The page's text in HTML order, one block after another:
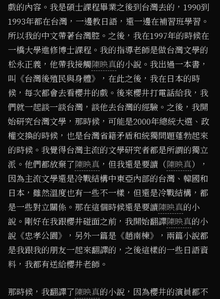
戲的內容。我是碩士課程畢業之後到台灣去的，1990到
1993年都在台灣，一邊教日語，還一邊在補習班學習。
所以我的中文帶著台灣腔。之後，我在1997年的時候在
一橋大學進修博士課程。我的指導老師是做台灣文學的
松永正義，他帶我接觸陳映真的小說。我出過一本書，
叫《台灣後殖民與身體》，在此之後，我在日本的時
候，每次都會去看櫻井的戲。後來櫻井打電話給我，我
們就一起談一談台灣，談他去台灣的經驗。之後，我開
始研究台灣文學，那時候，可能是2000年總統大選、政
權交換的時候，也是台灣省籍矛盾和統獨問題蓬勃起來
的時候。我覺得台灣主流的文學研究者都是所謂的獨立
派。他們都放棄了陳映真 ，但我還是要讀（陳映真），
因為主流文學還是冷戰結構中東亞內部的台灣、韓國和
日本，雖然溫度也有一些不一樣，但還是冷戰結構，都
是一些對立關係。那在這個時候還是要讀陳映真的小
說。剛好在我跟櫻井碰面之前，我開始翻譯陳映真的小
說《忠孝公園》，另外一篇是《趙南棟》，兩篇小說都
是我跟我的朋友一起來翻譯的，之後這樣的一些日語資
料，我都有送給櫻井老師。
那時候，我翻譯了陳映真的小說，因為櫻井的演員都不